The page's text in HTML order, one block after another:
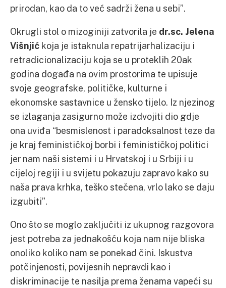
prirodan, kao da to već sadrži žena u sebi”.
Okrugli stol o mizoginiji zatvorila je dr.sc. Jelena
Višnjić koja je istaknula repatrijarhalizaciju i
retradicionalizaciju koja se u proteklih 20ak
godina događa na ovim prostorima te upisuje
svoje geografske, političke, kulturne i
ekonomske sastavnice u žensko tijelo. Iz njezinog
se izlaganja zasigurno može izdvojiti dio gdje
ona uviđa “besmislenost i paradoksalnost teze da
je kraj feminističkoj borbi i feminističkoj politici
jer nam naši sistemi i u Hrvatskoj i u Srbiji i u
cijeloj regiji i u svijetu pokazuju zapravo kako su
naša prava krhka, teško stečena, vrlo lako se daju
izgubiti”.
Ono što se moglo zaključiti iz ukupnog razgovora
jest potreba za jednakošću koja nam nije bliska
onoliko koliko nam se ponekad čini. Iskustva
potčinjenosti, povijesnih nepravdi kao i
diskriminacije te nasilja prema ženama vapeći su